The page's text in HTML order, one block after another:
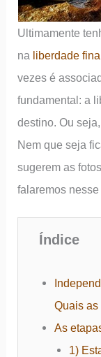
Ultimamente
na liberdade
vezes é
fundamental: a
destino. Ou
Nem que seja
sugerem as
falaremos nesse
Índice
Quais
As
1)